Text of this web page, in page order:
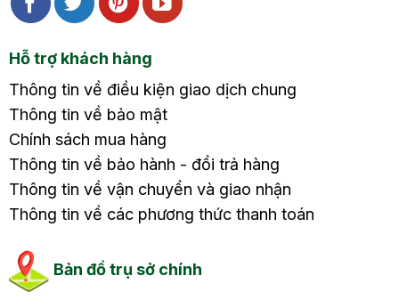
Hỗ trợ khách hàng
Thông tin về điều kiện giao dịch chung
Thông tin về bảo mật
Chính sách mua hàng
Thông tin về bảo hành - đổi trả hàng
Thông tin về vận chuyển và giao nhận
Thông tin về các phương thức thanh toán
Bản đồ trụ sở chính